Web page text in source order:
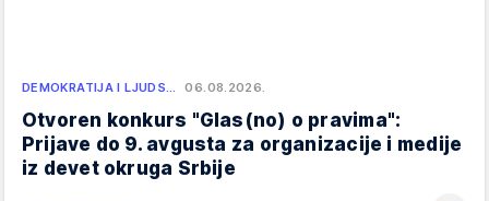
DEMOKRATIJA I LJUDS… 06.08.2026.
Otvoren konkurs "Glas(no) o pravima":
Prijave do 9. avgusta za organizacije i medije
iz devet okruga Srbije